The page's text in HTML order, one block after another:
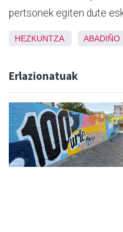
pertsonek egiten dute
HEZKUNTZA ABADIÑO
Erlazionatuak